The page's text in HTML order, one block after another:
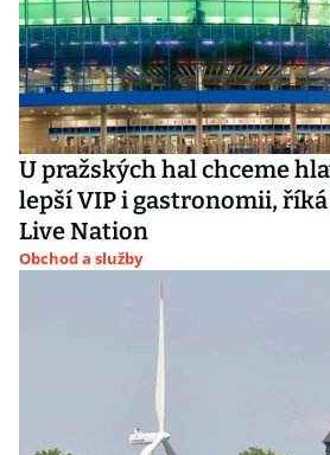
U pražských hal chceme
lepší VIP i gastronomii,
Live Nation
Obchod a služby